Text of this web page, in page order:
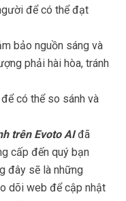
để có thể đạt
bảo nguồn sáng và
phải hài hòa, tránh
có thể so sánh và
trên Evoto AIđã
cấp đến quý bạn
đây sẽ là những
dõi web để cập nhật